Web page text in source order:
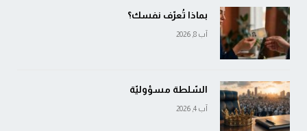
بماذا تُعرّف نفسك؟
آب 8, 2026
السّلطة مسؤوليّة
آب 4, 2026